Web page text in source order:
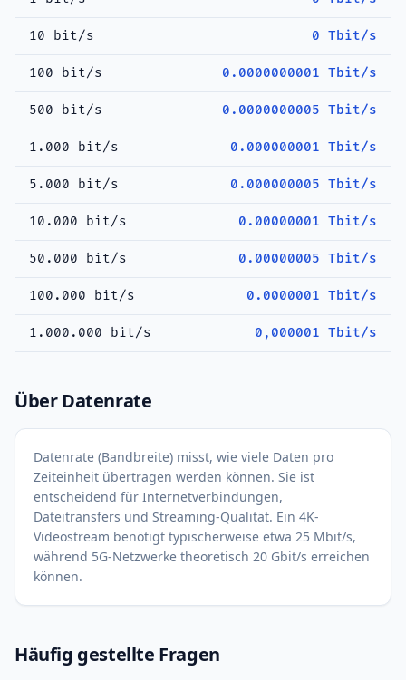
10 bit/s 0 Tbit/s
100 bit/s 0.0000000001 Tbit/s
500 bit/s 0.0000000005 Tbit/s
1.000 bit/s 0.000000001 Tbit/s
5.000 bit/s 0.000000005 Tbit/s
10.000 bit/s 0.00000001 Tbit/s
50.000 bit/s 0.00000005 Tbit/s
100.000 bit/s 0.0000001 Tbit/s
1.000.000 bit/s 0,000001 Tbit/s
Über Datenrate
Datenrate (Bandbreite) misst, wie viele Daten pro
Zeiteinheit übertragen werden können. Sie ist
entscheidend für Internetverbindungen,
Dateitransfers und Streaming-Qualität. Ein 4K-
Videostream benötigt typischerweise etwa 25 Mbit/s,
während 5G-Netzwerke theoretisch 20 Gbit/s erreichen
können.
Häufig gestellte Fragen